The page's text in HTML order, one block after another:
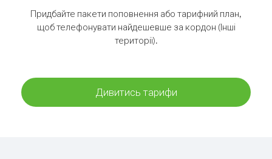
Придбайте пакети поповнення або тарифний план,
щоб телефонувати найдешевше за кордон (Інші
території).
Дивитись тарифи